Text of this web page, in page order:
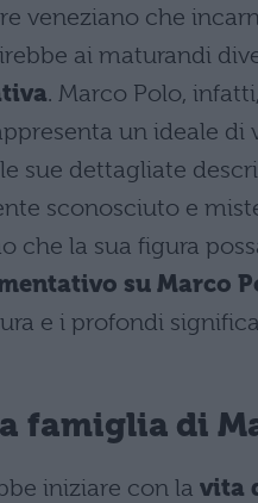
veneziano che
ai maturandi
. Marco Polo,
un ideale di
sue dettagliate
sconosciuto e
che la sua figura
su Marco
e i profondi
famiglia di
iniziare con la vita